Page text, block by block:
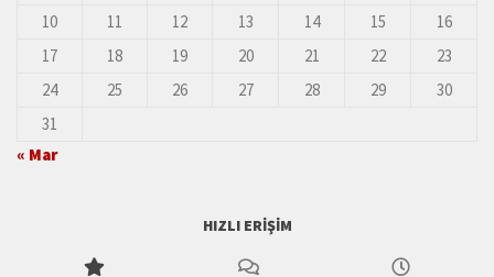
10
11 12 13 14 15
16
17
18 19 20 21 22
23
24
25 26 27 28 29
30
31
« Mar
HIZLI ERIŞIM